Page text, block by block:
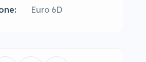
Euro 6D